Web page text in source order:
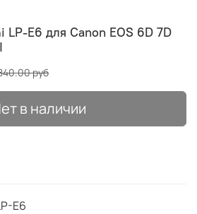
LP-E6 для Canon EOS 6D 7D
руб
в наличии
E6